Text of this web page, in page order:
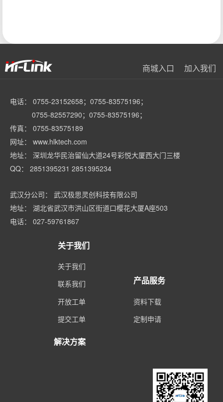
商城入口 加入我们
电话： 0755-23152658；0755-83575196；
0755-82557290；0755-83575196；
传真： 0755-83575189
网址： www.hlktech.com
地址： 深圳龙华民治留仙大道24号彩悦大厦西大门三楼
QQ： 2851395231 2851395234
武汉分公司： 武汉极思灵创科技有限公司
地址： 湖北省武汉市洪山区街道口樱花大厦A座503
电话： 027-59761867
关于我们
关于我们
联系我们
开放工单
提交工单
产品服务
资料下载
定制申请
解决方案